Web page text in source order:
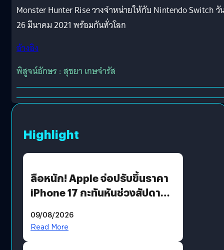
Monster Hunter Rise วางจำหน่ายให้กับ Nintendo Switch
26 มีนาคม 2021 พร้อมกันทั่วโลก
อ้างอิง
พิสูจน์อักษร : สุชยา เกษจำรัส
Highlight
ลือหนัก! Apple จ่อปรับขึ้นราคา
iPhone 17 กะทันหันช่วงสัปดาห์ที่
09/08/2026
Read More